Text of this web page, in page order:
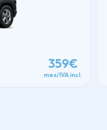
359€
mes/IVA incl.